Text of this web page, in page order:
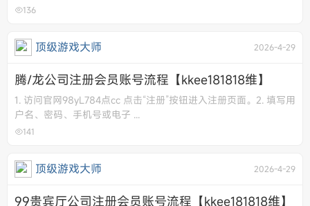
136
顶级游戏大师 2026-4-29
腾/龙公司注册会员账号流程【kkee181818维】
1. 访问官网98yL784点cc 点击“注册”按钮进入注册页面。 ​ 2. 填写用
户名、密码、手机号或电子 ...
141
顶级游戏大师 2026-4-29
99贵宾厅公司注册会员账号流程【kkee181818维】